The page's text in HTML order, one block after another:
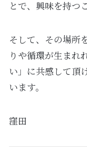
とで、興味を持つ
そして、その場所
りや循環が生まれ
い」に共感して頂
います。
窪田